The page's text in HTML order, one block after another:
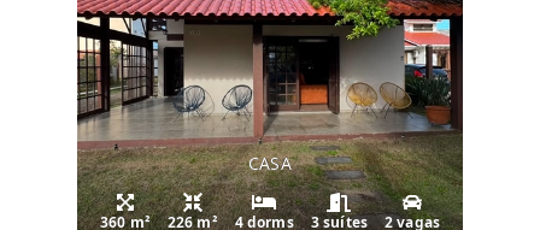
CASA
360 m² 226 m² 4 dorms 3 suítes 2 vagas